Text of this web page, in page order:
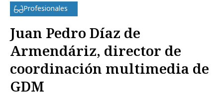
Profesionales
Juan Pedro Díaz de
Armendáriz, director de
coordinación multimedia de
GDM